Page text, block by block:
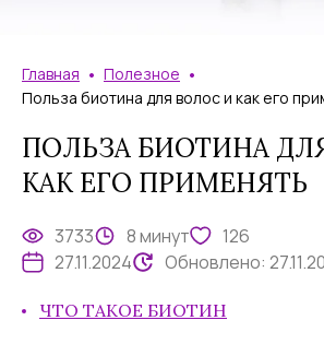
Главная • Полезное •
Польза биотина для волос и как его
ПОЛЬЗА БИОТИНА
КАК ЕГО ПРИМЕНЯТЬ
3733 8 минут
126
27.11.2024
Обновлено:
ЧТО ТАКОЕ БИОТИН